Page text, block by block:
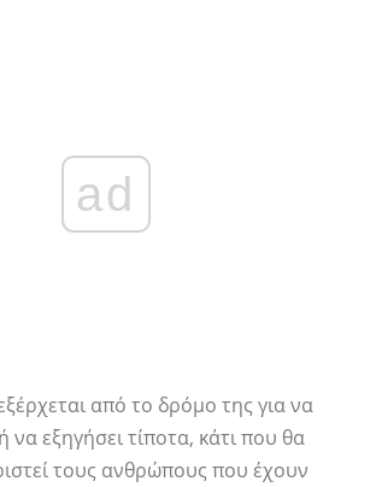
ad
από το δρόμο της για να
να εξηγήσει τίποτα, κάτι που θα
τους ανθρώπους που έχουν